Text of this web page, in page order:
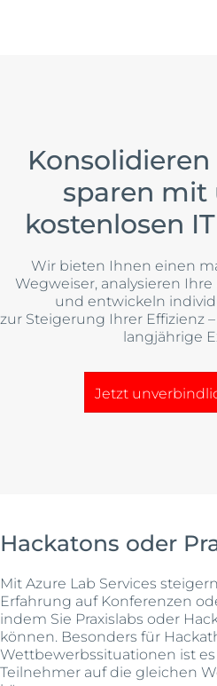
sparen mit
kostenlosen
Wir bieten Ihnen einen
Wegweiser, analysieren
und entwickeln
zur Steigerung Ihrer Effizienz
langjährige
Jetzt
Hackatons oder
Mit Azure Lab Services
Erfahrung auf Konferenzen
indem Sie Praxislabs oder
können. Besonders für
Wettbewerbssituationen ist
Teilnehmer auf die gleichen